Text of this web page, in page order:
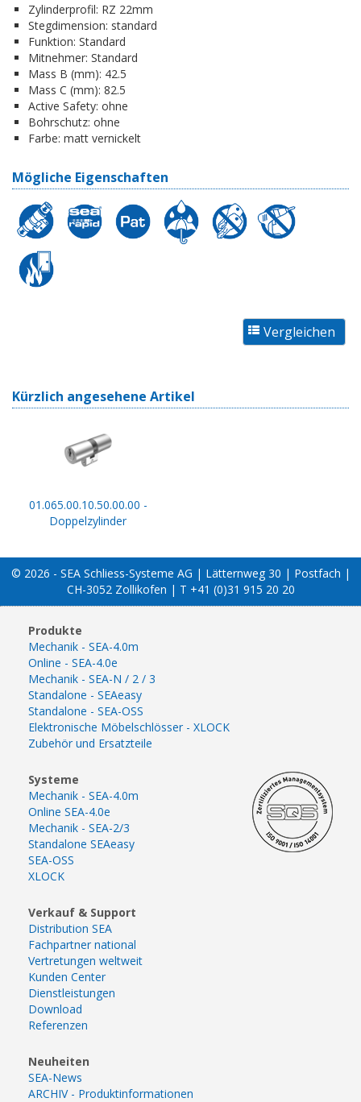
Zylinderprofil: RZ 22mm
Stegdimension: standard
Funktion: Standard
Mitnehmer: Standard
Mass B (mm): 42.5
Mass C (mm): 82.5
Active Safety: ohne
Bohrschutz: ohne
Farbe: matt vernickelt
Mögliche Eigenschaften
Kürzlich angesehene Artikel
01.065.00.10.50.00.00 -
Doppelzylinder
© 2026 - SEA Schliess-Systeme AG | Lätternweg 30 | Postfach |
CH-3052 Zollikofen | T +41 (0)31 915 20 20
Produkte
Mechanik - SEA-4.0m
Online - SEA-4.0e
Mechanik - SEA-N / 2 / 3
Standalone - SEAeasy
Standalone - SEA-OSS
Elektronische Möbelschlösser - XLOCK
Zubehör und Ersatzteile
Systeme
Mechanik - SEA-4.0m
Online SEA-4.0e
Mechanik - SEA-2/3
Standalone SEAeasy
SEA-OSS
XLOCK
Verkauf & Support
Distribution SEA
Fachpartner national
Vertretungen weltweit
Kunden Center
Dienstleistungen
Download
Referenzen
Neuheiten
SEA-News
ARCHIV - Produktinformationen